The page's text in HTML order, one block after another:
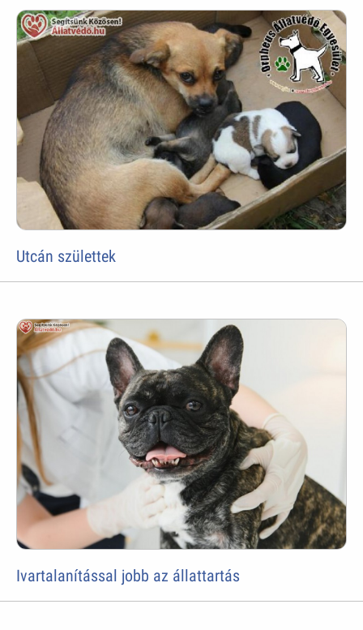
Utcán születtek
Ivartalanítással jobb az állattartás